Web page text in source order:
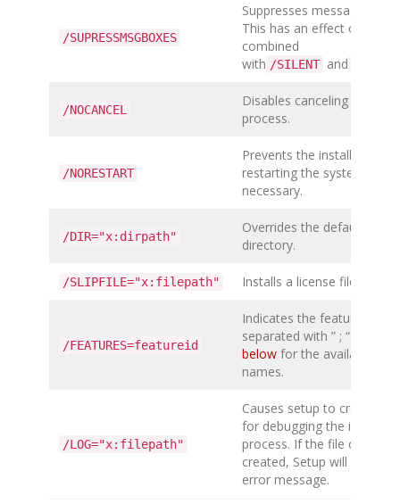
/SUPRESSMSGBOXES
Suppresses messagge
This has an effect only
combined
with /SILENT and
/NOCANCEL
Disables canceling the
process.
/NORESTART
Prevents the installer from
restarting the system even
necessary.
/DIR="x:dirpath"
Overrides the default install
directory.
/SLIPFILE="x:filepath" Installs a license file.
/FEATURES=featureid
Indicates the feature(s) to
separated with ” ; “.
below for the available
names.
/LOG="x:filepath"
Causes setup to create a
for debugging the
process. If the file cannot
created, Setup will abort
error message.